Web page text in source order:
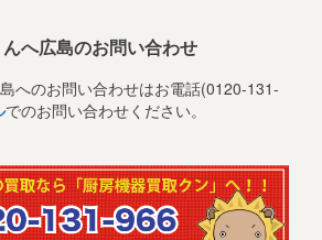
へ広島のお問い合わせ
へのお問い合わせはお電話(0120-131-
でのお問い合わせください。